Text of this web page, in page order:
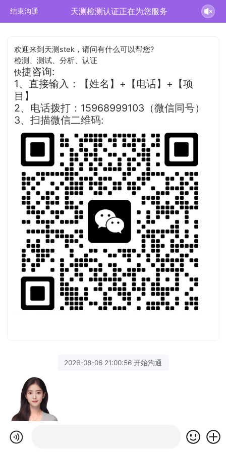
结束沟通 天测检测认证正在为您服务
欢迎来到天测stek，请问有什么可以帮您?
检测、测试、分析、认证
快捷咨询:
1、直接输入：【姓名】+【电话】+【项
目】
2、电话拨打：15968999103（微信同号）
3、扫描微信二维码:
2026-08-06 21:00:56 开始沟通